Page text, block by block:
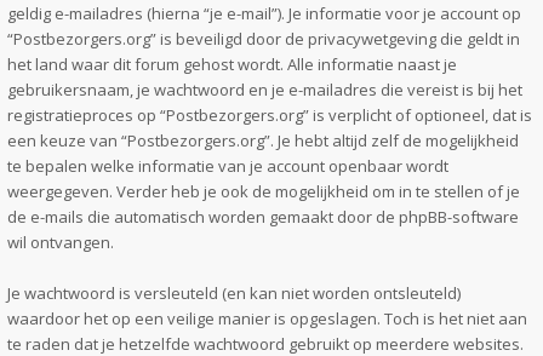
geldig e-mailadres (hierna “je e-mail”). Je informatie voor je account op
“Postbezorgers.org” is beveiligd door de privacywetgeving die geldt in
het land waar dit forum gehost wordt. Alle informatie naast je
gebruikersnaam, je wachtwoord en je e-mailadres die vereist is bij het
registratieproces op “Postbezorgers.org” is verplicht of optioneel, dat is
een keuze van “Postbezorgers.org”. Je hebt altijd zelf de mogelijkheid
te bepalen welke informatie van je account openbaar wordt
weergegeven. Verder heb je ook de mogelijkheid om in te stellen of je
de e-mails die automatisch worden gemaakt door de phpBB-software
wil ontvangen.
Je wachtwoord is versleuteld (en kan niet worden ontsleuteld)
waardoor het op een veilige manier is opgeslagen. Toch is het niet aan
te raden dat je hetzelfde wachtwoord gebruikt op meerdere websites.